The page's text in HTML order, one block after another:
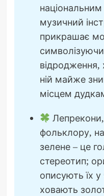
музичний
прикрашає
відродження,
ній майже
місцем
Лепрекони,
фольклору,
зелене – це
стереотип;
описують їх
ховають